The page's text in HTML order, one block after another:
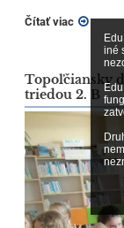
iné
Čítať viac
Topoľčiansky
triedou 2. B